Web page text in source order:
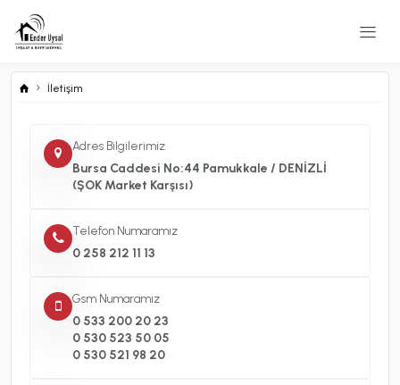
İletişim
Adres Bilgilerimiz
Bursa Caddesi No:44 Pamukkale / DENİZLİ
(ŞOK Market Karşısı)
Telefon Numaramız
0 258 212 11 13
Gsm Numaramız
0 533 200 20 23
0 530 523 50 05
0 530 521 98 20